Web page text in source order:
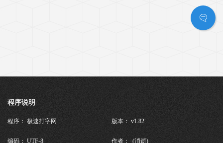
程序说明
程序： 极速打字网 版本： v1.82
编码： UTF-8 作者： (消逝)